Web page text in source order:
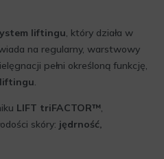
liftingu, który działa w
na regularny, warstwowy
pełni określoną funkcję,
.
LIFT triFACTOR™,
skóry: jędrność,